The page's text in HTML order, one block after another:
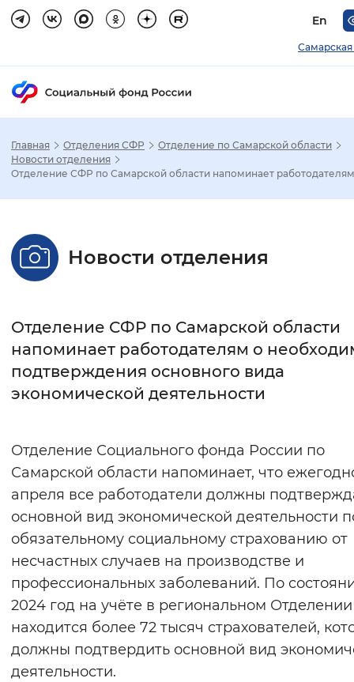
En
Самарская
Настройка режима отображения
Стандартный Увеличенный
Без засечек С засечками
Интервал между буквами
Цвет сайта
Монохромный
Синий фон
Изображения
Включены Выключены
Звуковой ассистент
Воспроизвести
Главная Отделения СФР
Отделение по Самарской области
Новости отделения
Отделение СФР по Самарской области напоминает работодателям
Новости отделения
Отделение СФР по Самарской области
напоминает работодателям о
подтверждения основного вида
экономической деятельности
Отделение Социального фонда России по
Самарской области напоминает, что
апреля все работодатели должны
основной вид экономической деятельности
обязательному социальному страхованию от
несчастных случаев на производстве и
профессиональных заболеваний. По
2024 год на учёте в региональном
находится более 72 тысяч страхователей,
должны подтвердить основной вид
деятельности.